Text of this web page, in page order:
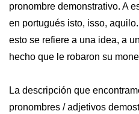
pronombre demonstrativo. A
en portugués isto, isso,
esto se refiere a una idea, a
hecho que le robaron su
La descripción que
pronombres / adjetivos